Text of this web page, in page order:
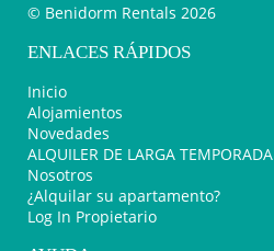
© Benidorm Rentals 2026
ENLACES RÁPIDOS
Inicio
Alojamientos
Novedades
ALQUILER DE LARGA TEMPORADA
Nosotros
¿Alquilar su apartamento?
Log In Propietario